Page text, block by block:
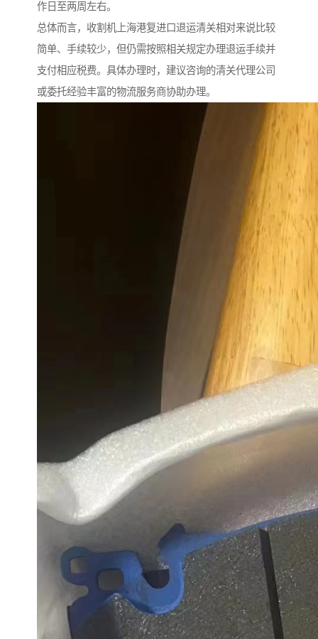
作日至两周左右。
总体而言，收割机上海港复进口退运清关相对来说比较
简单、手续较少，但仍需按照相关规定办理退运手续并
支付相应税费。具体办理时，建议咨询的清关代理公司
或委托经验丰富的物流服务商协助办理。